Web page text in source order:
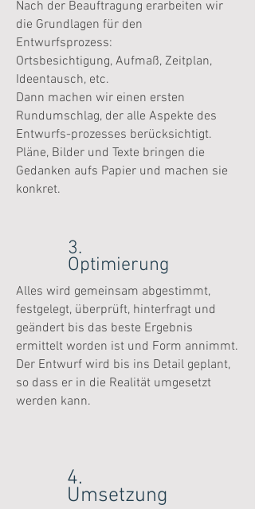
Nach der Beauftragung erarbeiten wir
die Grundlagen für den
Entwurfsprozess:
Ortsbesichtigung, Aufmaß, Zeitplan,
Ideentausch, etc.
Dann machen wir einen ersten
Rundumschlag, der alle Aspekte des
Entwurfs-prozesses berücksichtigt.
Pläne, Bilder und Texte bringen die
Gedanken aufs Papier und machen sie
konkret.
3.
Optimierung
Alles wird gemeinsam abgestimmt,
festgelegt, überprüft, hinterfragt und
geändert bis das beste Ergebnis
ermittelt worden ist und Form annimmt.
Der Entwurf wird bis ins Detail geplant,
so dass er in die Realität umgesetzt
werden kann.
4.
Umsetzung